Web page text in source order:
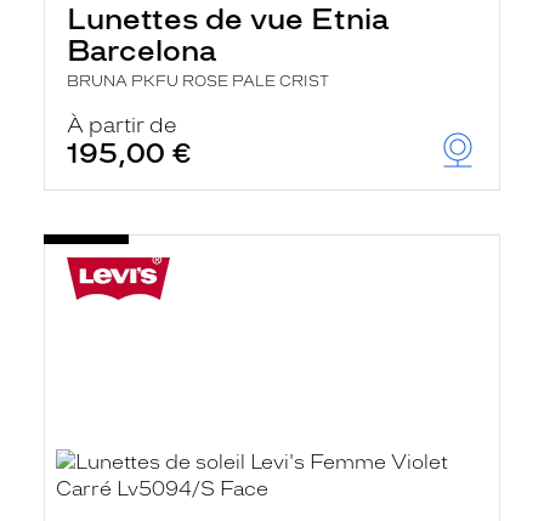
Lunettes de vue Etnia
Barcelona
BRUNA PKFU ROSE PALE CRIST
À partir de
195,00 €